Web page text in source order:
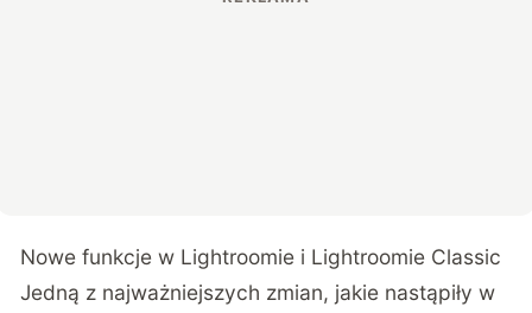
Nowe funkcje w Lightroomie i Lightroomie Classic
Jedną z najważniejszych zmian, jakie nastąpiły w